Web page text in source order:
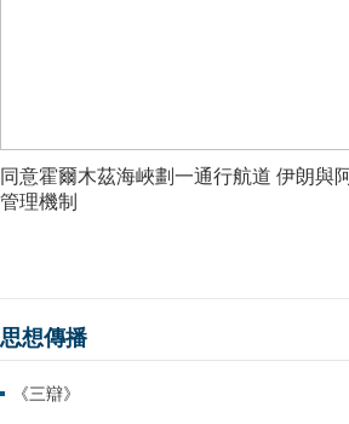
同意霍爾木茲海峽劃一通行航道 伊朗與
管理機制
思想傳播
《三辯》